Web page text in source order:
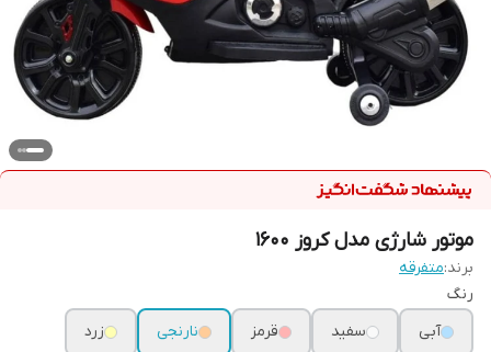
موتور شارژی مدل کروز 1600
برند:متفرقه
رنگ
آبی
سفید قرمز نارنجی زرد